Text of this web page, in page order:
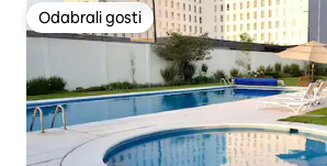
Odabrali gosti
Odabrali gosti